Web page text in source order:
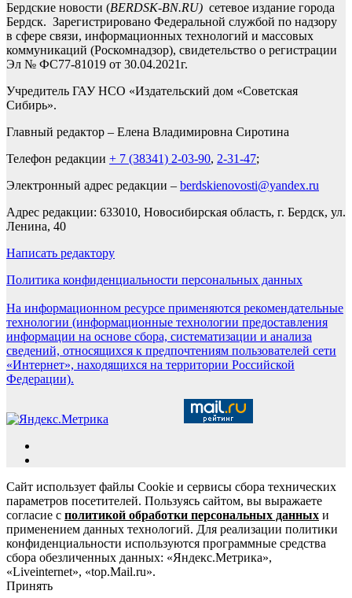
Бердские новости (BERDSK-BN.RU) сетевое издание города
Бердск. Зарегистрировано Федеральной службой по надзору
в сфере связи, информационных технологий и массовых
коммуникаций (Роскомнадзор), свидетельство о регистрации
Эл № ФС77-81019 от 30.04.2021г.
Учредитель ГАУ НСО «Издательский дом «Советская
Сибирь».
Главный редактор – Елена Владимировна Сиротина
Телефон редакции + 7 (38341) 2-03-90, 2-31-47;
Электронный адрес редакции – berdskienovosti@yandex.ru
Адрес редакции: 633010, Новосибирская область, г. Бердск, ул.
Ленина, 40
Написать редактору
Политика конфиденциальности персональных данных
На информационном ресурсе применяются рекомендательные
технологии (информационные технологии предоставления
информации на основе сбора, систематизации и анализа
сведений, относящихся к предпочтениям пользователей сети
«Интернет», находящихся на территории Российской
Федерации).
Сайт использует файлы Cookie и сервисы сбора технических
параметров посетителей. Пользуясь сайтом, вы выражаете
согласие с политикой обработки персональных данных и
применением данных технологий. Для реализации политики
конфиденциальности используются программные средства
сбора обезличенных данных: «Яндекс.Метрика»,
«Liveinternet», «top.Mail.ru».
Принять